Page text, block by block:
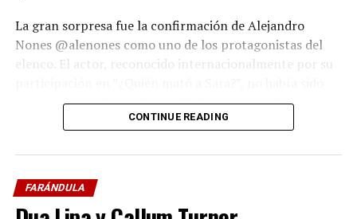
La gran sorpresa fue la confirmación de Alejandro
Nones @alenones como uno de los protagonistas del
elenco. El actor, reconocido internacionalmente por su
anunciado previamente por Marko como parte del
La noticia generó gran impacto en el medio artístico,
tanto por la incorporación del actor como por el hecho
de que esta prestigiosa publicación, dedicada a destacar
producciones de talla mundial, realizara un reportaje
CONTINUE READING
FARÁNDULA